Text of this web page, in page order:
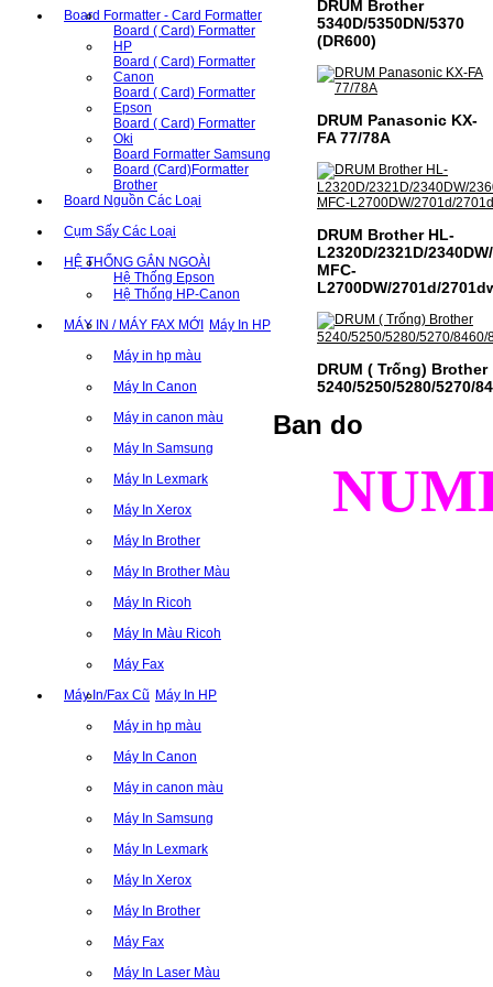
Board Formatter - Card Formatter
Board ( Card) Formatter
HP
Board ( Card) Formatter
Canon
Board ( Card) Formatter
Epson
Board ( Card) Formatter
Oki
Board Formatter Samsung
Board (Card)Formatter
Brother
Board Nguồn Các Loại
Cụm Sấy Các Loại
HỆ THỐNG GẮN NGOÀI
Hệ Thống Epson
Hệ Thống HP-Canon
MÁY IN / MÁY FAX MỚI Máy In HP
Máy in hp màu
Máy In Canon
Máy in canon màu
Máy In Samsung
Máy In Lexmark
Máy In Xerox
Máy In Brother
Máy In Brother Màu
Máy In Ricoh
Máy In Màu Ricoh
Máy Fax
Máy In/Fax Cũ Máy In HP
Máy in hp màu
Máy In Canon
Máy in canon màu
Máy In Samsung
Máy In Lexmark
Máy In Xerox
Máy In Brother
Máy Fax
Máy In Laser Màu
DRUM Brother
5340D/5350DN/5370
(DR600)
DRUM Panasonic KX-
FA 77/78A
DRUM Brother HL-
L2320D/2321D/
MFC-
L2700DW/2701d/
DRUM ( Trống) Brother
5240/5250/5280/5270/
Ban do